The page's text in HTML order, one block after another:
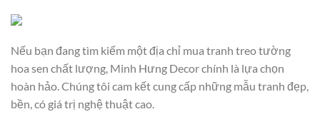
Nếu bạn đang tìm kiếm một địa chỉ mua tranh treo tường
hoa sen chất lượng, Minh Hưng Decor chính là lựa chọn
hoàn hảo. Chúng tôi cam kết cung cấp những mẫu tranh đẹp,
bền, có giá trị nghệ thuật cao.